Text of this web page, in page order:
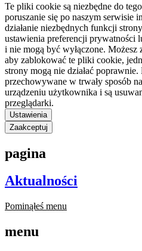
Te pliki cookie są niezbędne do
poruszanie się po naszym serwisie
działanie niezbędnych funkcji
ustawienia preferencji prywatności
i nie mogą być wyłączone.
aby zablokować te pliki cookie,
strony mogą nie działać
przechowywane w trwały sposób
urządzeniu użytkownika i są
przeglądarki.
Ustawienia
Zaakceptuj
pagina
Aktualności
Pominąłeś menu
menu